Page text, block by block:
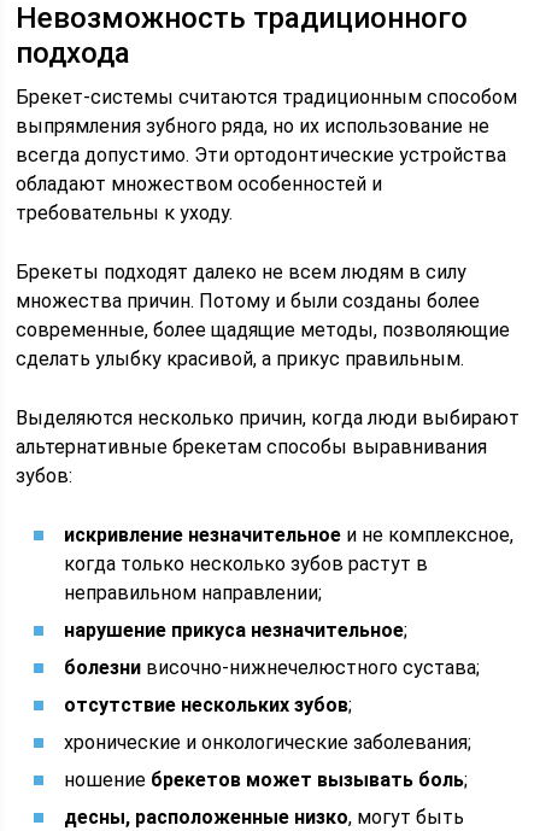
Невозможность традиционного
подхода
Брекет-системы считаются традиционным способом
выпрямления зубного ряда, но их использование не
всегда допустимо. Эти ортодонтические устройства
обладают множеством особенностей и
требовательны к уходу.
Брекеты подходят далеко не всем людям в силу
множества причин. Потому и были созданы более
современные, более щадящие методы, позволяющие
сделать улыбку красивой, а прикус правильным.
Выделяются несколько причин, когда люди выбирают
альтернативные брекетам способы выравнивания
зубов:
искривление незначительное и не комплексное,
когда только несколько зубов растут в
неправильном направлении;
нарушение прикуса незначительное;
болезни височно-нижнечелюстного сустава;
отсутствие нескольких зубов;
хронические и онкологические заболевания;
ношение брекетов может вызывать боль;
десны, расположенные низко, могут быть